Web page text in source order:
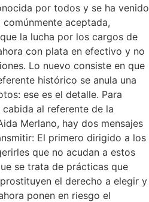
por todos y se ha venido
aceptada,
la lucha por los cargos de
con plata en efectivo y no
Lo nuevo consiste en que
histórico se anula una
ese es el detalle. Para
al referente de la
Merlano, hay dos mensajes
El primero dirigido a los
que no acudan a estos
se trata de prácticas que
el derecho a elegir y
ponen en riesgo el